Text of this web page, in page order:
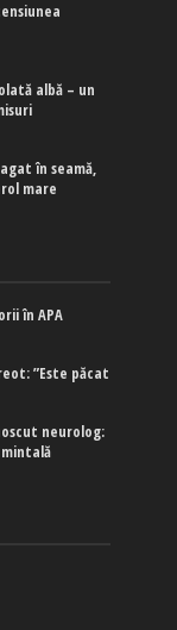
albă – un
în seamă,
mare
în APA
”Este păcat
neurolog: